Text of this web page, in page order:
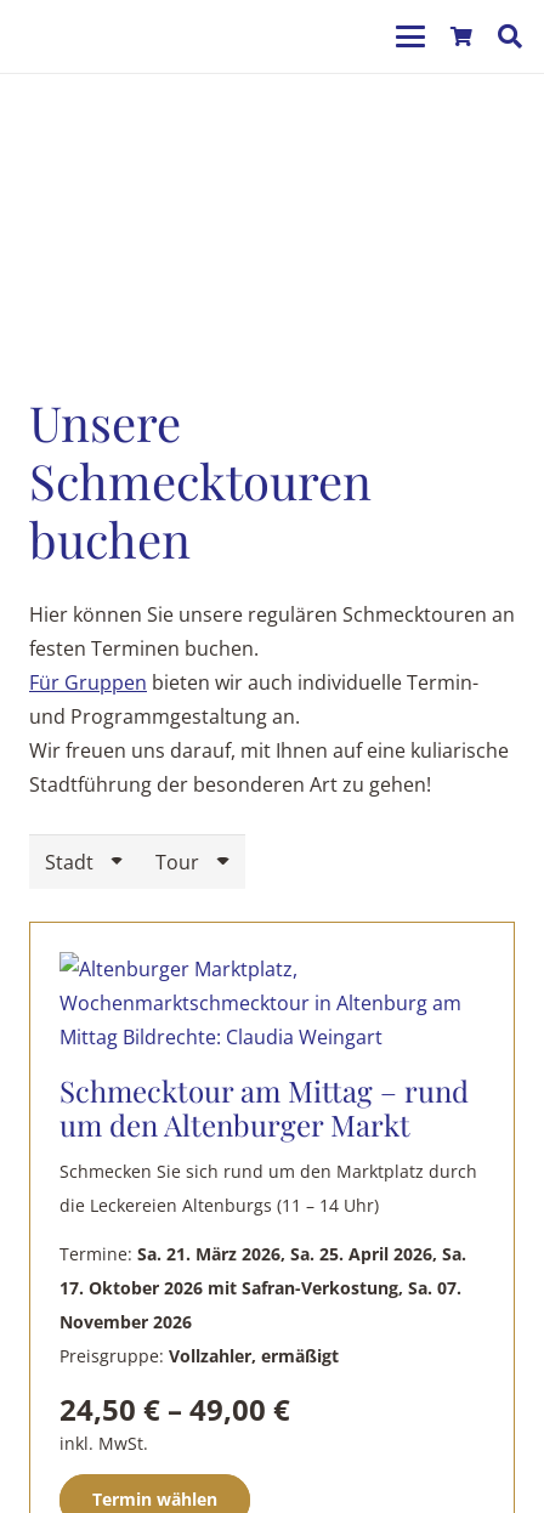
Unsere
Schmecktouren
buchen
Hier können Sie unsere regulären Schmecktouren an
festen Terminen buchen.
Für Gruppen bieten wir auch individuelle Termin-
und Programmgestaltung an.
Wir freuen uns darauf, mit Ihnen auf eine kuliarische
Stadtführung der besonderen Art zu gehen!
Stadt Tour
Schmecktour am Mittag – rund
um den Altenburger Markt
Schmecken Sie sich rund um den Marktplatz durch
die Leckereien Altenburgs (11 – 14 Uhr)
Termine: Sa. 21. März 2026, Sa. 25. April 2026, Sa.
17. Oktober 2026 mit Safran-Verkostung, Sa. 07.
November 2026
Preisgruppe: Vollzahler, ermäßigt
24,50 € – 49,00 €
inkl. MwSt.
Termin wählen
Dieses